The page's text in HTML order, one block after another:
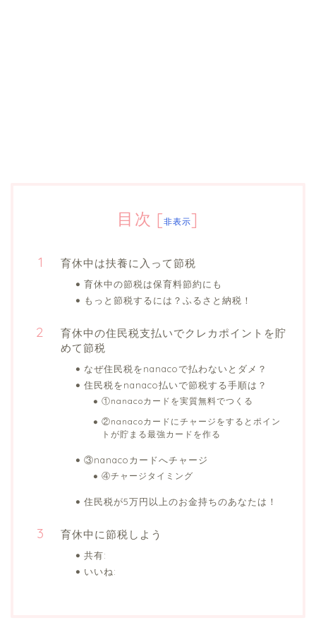
目次 [非表示]
育休中は扶養に入って節税
育休中の節税は保育料節約にも
もっと節税するには？ふるさと納税！
育休中の住民税支払いでクレカポイントを貯
めて節税
なぜ住民税をnanacoで払わないとダメ？
住民税をnanaco払いで節税する手順は？
①nanacoカードを実質無料でつくる
②nanacoカードにチャージをするとポイン
トが貯まる最強カードを作る
③nanacoカードへチャージ
④チャージタイミング
住民税が5万円以上のお金持ちのあなたは！
育休中に節税しよう
共有:
いいね: